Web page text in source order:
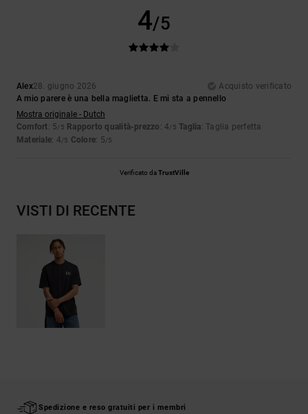
4/5
Alex28. giugno 2026
Acquisto verificato
A mio parere è una bella maglietta. E mi sta a pennello
Mostra originale - Dutch
Comfort: 5/5 Rapporto qualità-prezzo : 4/5 Taglia: Taglia perfetta
Materiale: 4/5 Colore: 5/5
Verificato daTrustVille
VISTI DI RECENTE
Spedizione e reso gratuiti per i membri